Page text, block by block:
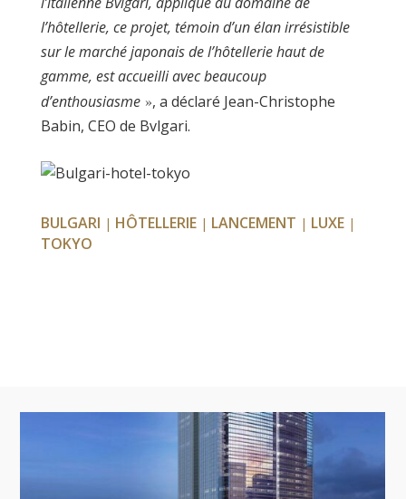
l’hôtellerie, ce projet, témoin d’un élan irrésistible
sur le marché japonais de l’hôtellerie haut de
gamme, est accueilli avec beaucoup
d’enthousiasme», a déclaré Jean-Christophe
Babin, CEO de Bvlgari.
BULGARI | HÔTELLERIE| LANCEMENT | LUXE|
TOKYO